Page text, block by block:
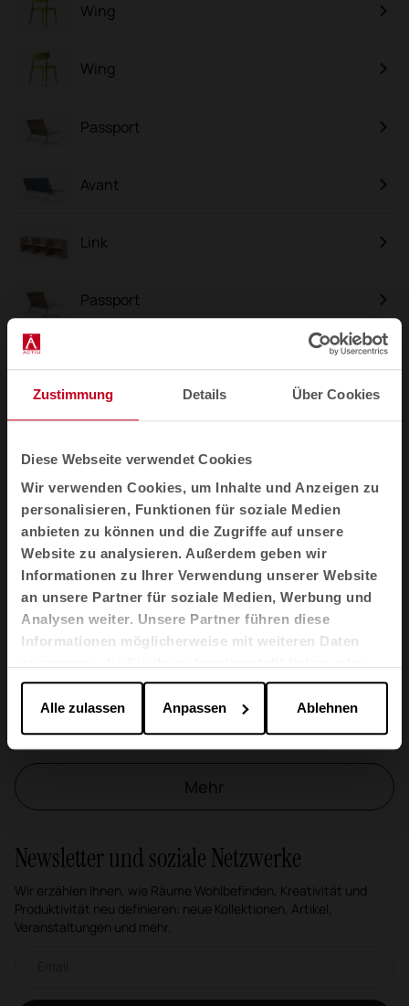
Zustimmung Details Über Cookies
Diese Webseite verwendet Cookies
Wir verwenden Cookies, um Inhalte und Anzeigen zu
personalisieren, Funktionen für soziale Medien
anbieten zu können und die Zugriffe auf unsere
Website zu analysieren. Außerdem geben wir
Informationen zu Ihrer Verwendung unserer Website
an unsere Partner für soziale Medien, Werbung und
Analysen weiter. Unsere Partner führen diese
Informationen möglicherweise mit weiteren Daten
die sie im Rahmen Ihrer Nutzung der Dienste
gesammelt haben.
Alle zulassen Anpassen Ablehnen
Wing
Wing
Passport
Avant
Link
Passport
Badminton
Longo Tisch
TNK Flex
Longo Tisch
TNK Flex
Mehr
Newsletter und soziale Netzwerke
Wir erzählen Ihnen, wie Räume Wohlbefinden, Kreativität und
Produktivität neu definieren: neue Kollektionen, Artikel,
Veranstaltungen und mehr.